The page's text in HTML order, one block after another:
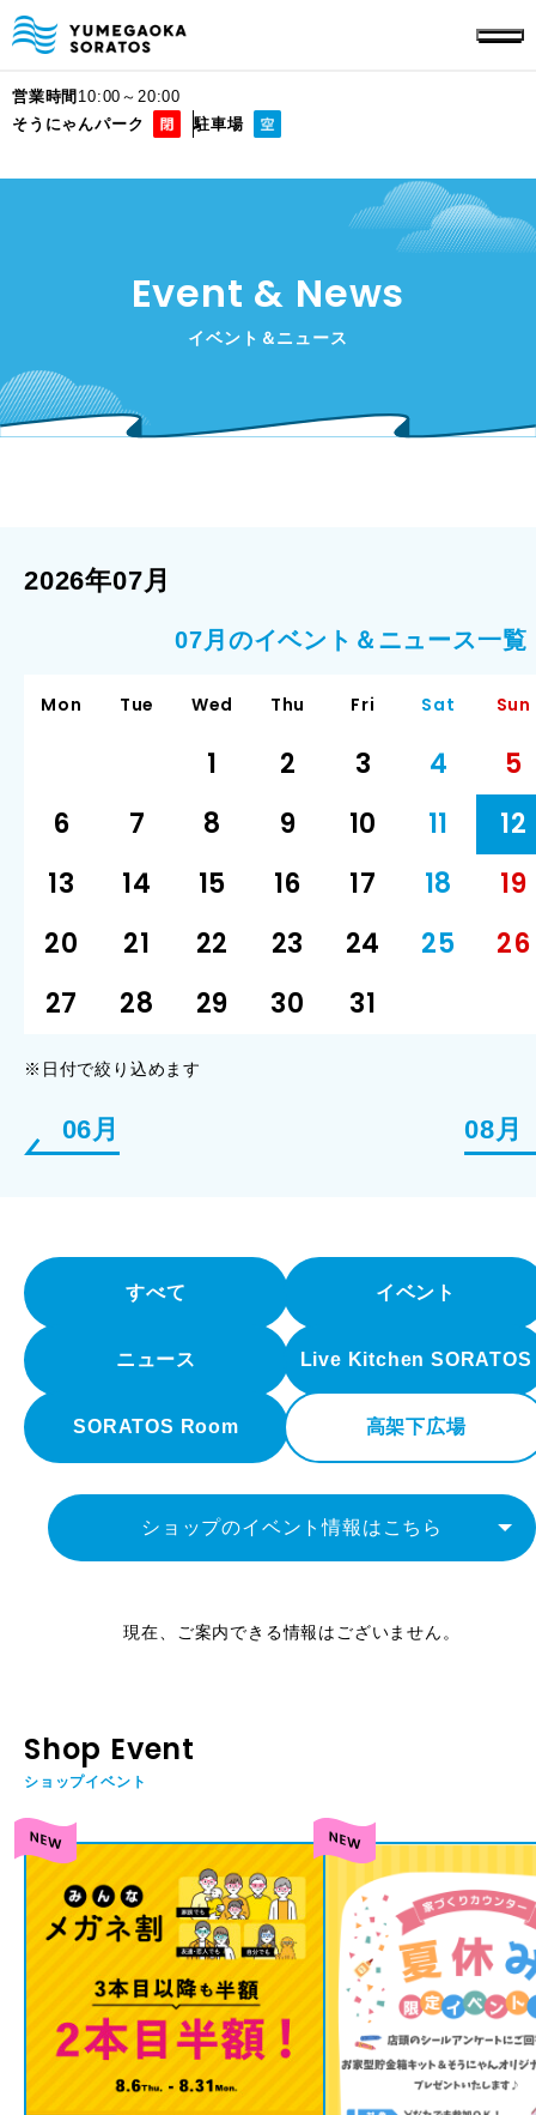
営業時間 10:00～20:00
そうにゃんパーク
駐車場
Event & News
イベント＆ニュース
06月
2026年07月
07月のイベント＆ニュース一
Mon Tue Wed Thu Fri Sat Sun
1 2 3 4
5
6
7 8 9 10 11
12
13
14 15 16 17 18
19
20
21 22 23 24 25
26
27
28 29 30 31
※日付で絞り込めます
08月
すべて イベント
ニュース Live Kitchen SORATOS
SORATOS Room 高架下広場
ショップのイベント情報はこちら
現在、ご案内できる情報はございません。
Shop Event
ショップイベント